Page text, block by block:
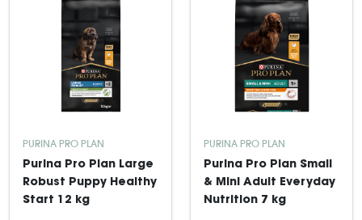
PURINA PRO PLAN
Purina Pro Plan Large
Robust Puppy Healthy
Start 12 kg
PURINA PRO PLAN
Purina Pro Plan Small
& Mini Adult Everyday
Nutrition 7 kg